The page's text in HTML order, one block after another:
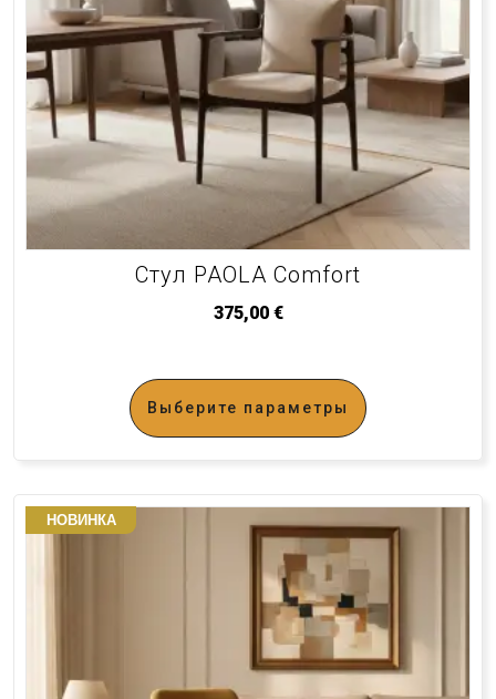
Стул PAOLA Comfort
375,00 €
Выберите параметры
НОВИНКА